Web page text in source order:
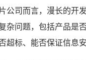
公司而言，漫长的开
杂问题，包括产品是
超标、能否保证信息安